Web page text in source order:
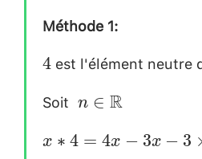
[0.2cm]
Méthode 1:
4
4 est l'élément neutre
Soit ~n \in
\\[0.2cm]
n ∈ R
x*4=4x-
x ∗ 4 = 4x − 3x − 3